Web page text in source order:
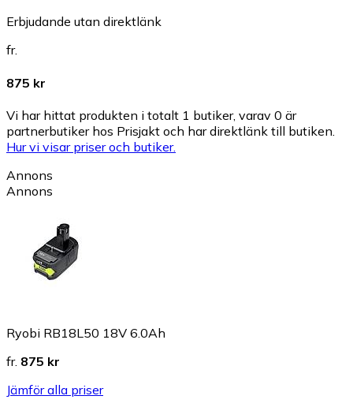
Erbjudande utan direktlänk
fr.
875 kr
Vi har hittat produkten i totalt 1 butiker, varav 0 är
partnerbutiker hos Prisjakt och har direktlänk till butiken.
Hur vi visar priser och butiker.
Annons
Annons
Ryobi RB18L50 18V 6.0Ah
fr. 875 kr
Jämför alla priser